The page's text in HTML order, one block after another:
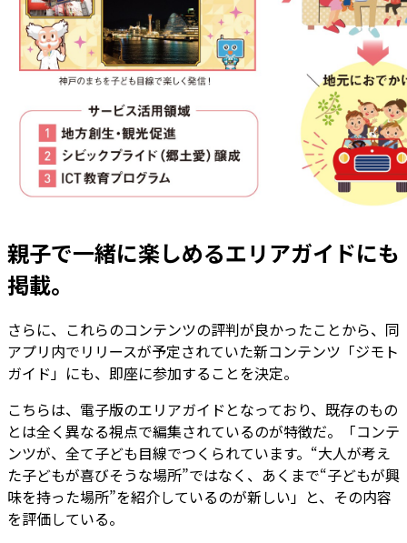
親子で一緒に楽しめるエリアガイドにも
掲載。
さらに、これらのコンテンツの評判が良かったことから、同
アプリ内でリリースが予定されていた新コンテンツ「ジモト
ガイド」にも、即座に参加することを決定。
こちらは、電子版のエリアガイドとなっており、既存のもの
とは全く異なる視点で編集されているのが特徴だ。「コンテ
ンツが、全て子ども目線でつくられています。“大人が考え
た子どもが喜びそうな場所”ではなく、あくまで“子どもが興
味を持った場所”を紹介しているのが新しい」と、その内容
を評価している。